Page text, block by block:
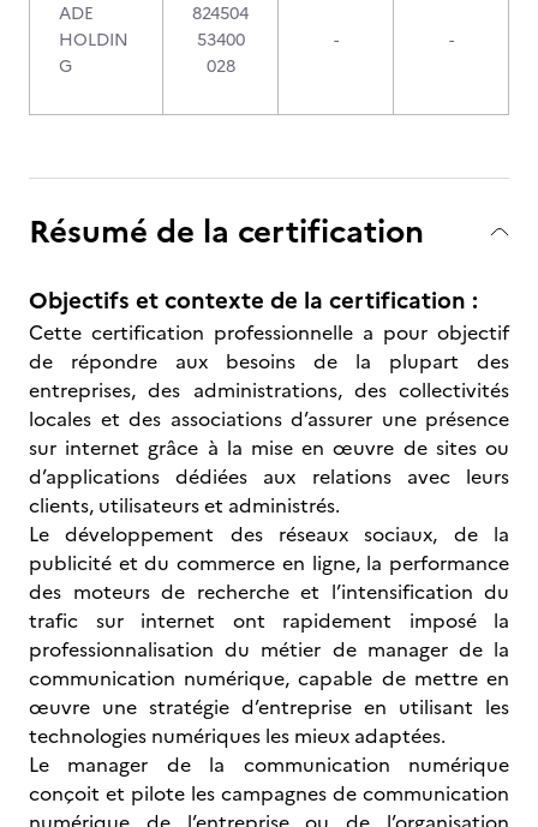
ADE
HOLDIN
G
824504
53400
028
- -
Résumé de la certification
Objectifs et contexte de la certification :
Cette certification professionnelle a pour objectif
de répondre aux besoins de la plupart des
entreprises, des administrations, des collectivités
locales et des associations d’assurer une présence
sur internet grâce à la mise en œuvre de sites ou
d’applications dédiées aux relations avec leurs
clients, utilisateurs et administrés.
Le développement des réseaux sociaux, de la
publicité et du commerce en ligne, la performance
des moteurs de recherche et l’intensification du
trafic sur internet ont rapidement imposé la
professionnalisation du métier de manager de la
communication numérique, capable de mettre en
œuvre une stratégie d’entreprise en utilisant les
technologies numériques les mieux adaptées.
Le manager de la communication numérique
conçoit et pilote les campagnes de communication